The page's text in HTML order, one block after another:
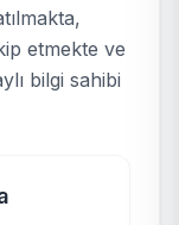
etmekte ve
bilgi sahibi